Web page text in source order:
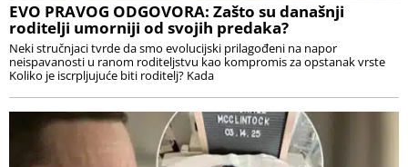
EVO PRAVOG ODGOVORA: Zašto su današnji
roditelji umorniji od svojih predaka?
Neki stručnjaci tvrde da smo evolucijski prilagođeni na napor
neispavanosti u ranom roditeljstvu kao kompromis za opstanak vrste
Koliko je iscrpljujuće biti roditelj? Kada